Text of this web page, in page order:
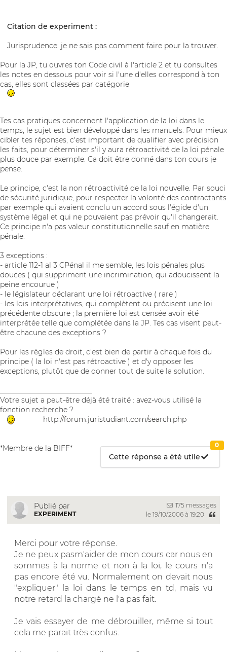
Citation de experiment :
Jurisprudence: je ne sais pas comment faire pour la trouver.
Pour la JP, tu ouvres ton Code civil à l'article 2 et tu consultes
les notes en dessous pour voir si l'une d'elles correspond à ton
cas, elles sont classées par catégorie
Tes cas pratiques concernent l'application de la loi dans le
temps, le sujet est bien développé dans les manuels. Pour mieux
cibler tes réponses, c'est important de qualifier avec précision
les faits, pour déterminer s'il y aura rétroactivité de la loi pénale
plus douce par exemple. Ca doit être donné dans ton cours je
pense.
Le principe, c'est la non rétroactivité de la loi nouvelle. Par souci
de sécurité juridique, pour respecter la volonté des contractants
par exemple qui avaient conclu un accord sous l'égide d'un
système légal et qui ne pouvaient pas prévoir qu'il changerait.
Ce principe n'a pas valeur constitutionnelle sauf en matière
pénale.
3 exceptions :
- article 112-1 al 3 CPénal il me semble, les lois pénales plus
douces ( qui suppriment une incrimination, qui adoucissent la
peine encourue )
- le législateur déclarant une loi rétroactive ( rare )
- les lois interprétatives, qui complètent ou précisent une loi
précédente obscure ; la première loi est censée avoir été
interprétée telle que complétée dans la JP. Tes cas visent peut-
être chacune des exceptions ?
Pour les règles de droit, c'est bien de partir à chaque fois du
principe ( la loi n'est pas rétroactive ) et d'y opposer les
exceptions, plutôt que de donner tout de suite la solution.
Votre sujet a peut-être déjà été traité : avez-vous utilisé la
fonction recherche ?
http://forum.juristudiant.com/search.php
*Membre de la BIFF*
Cette réponse a été utile
0
Publié par
EXPERIMENT
175 messages
le 19/10/2006 à 19:20
Merci pour votre réponse.
Je ne peux pasm'aider de mon cours car nous en
sommes à la norme et non à la loi, le cours n'a
pas encore été vu. Normalement on devait nous
"expliquer" la loi dans le temps en td, mais vu
notre retard la chargé ne l'a pas fait.
Je vais essayer de me débrouiller, même si tout
cela me parait très confus.